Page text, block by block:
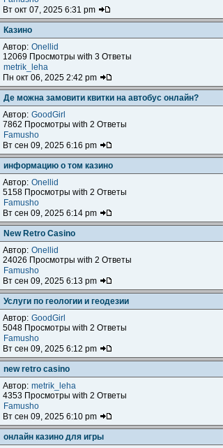
Вт окт 07, 2025 6:31 pm
Казино
Автор: Onellid
12069 Просмотры with 3 Ответы
metrik_leha
Пн окт 06, 2025 2:42 pm
Де можна замовити квитки на автобус онлайн?
Автор: GoodGirl
7862 Просмотры with 2 Ответы
Famusho
Вт сен 09, 2025 6:16 pm
информацию о том казино
Автор: Onellid
5158 Просмотры with 2 Ответы
Famusho
Вт сен 09, 2025 6:14 pm
New Retro Casino
Автор: Onellid
24026 Просмотры with 2 Ответы
Famusho
Вт сен 09, 2025 6:13 pm
Услуги по геологии и геодезии
Автор: GoodGirl
5048 Просмотры with 2 Ответы
Famusho
Вт сен 09, 2025 6:12 pm
new retro casino
Автор: metrik_leha
4353 Просмотры with 2 Ответы
Famusho
Вт сен 09, 2025 6:10 pm
онлайн казино для игры